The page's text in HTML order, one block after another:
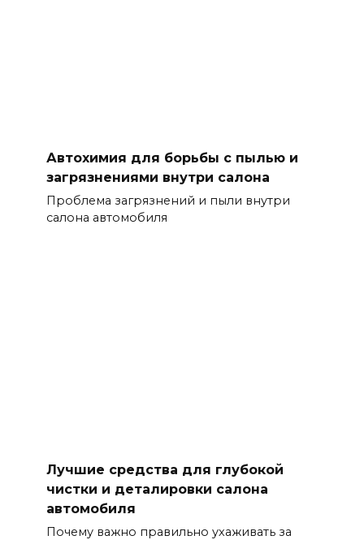
Автохимия для борьбы с пылью и
загрязнениями внутри салона
Проблема загрязнений и пыли внутри
салона автомобиля
Лучшие средства для глубокой
чистки и деталировки салона
автомобиля
Почему важно правильно ухаживать за